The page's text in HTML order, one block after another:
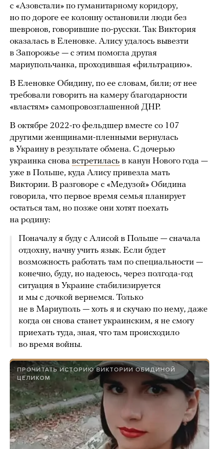
с «Азовстали» по гуманитарному коридору,
но по дороге ее колонну остановили люди без
шевронов, говорившие по-русски. Так Виктория
оказалась в Еленовке. Алису удалось вывезти
в Запорожье — с этим помогла другая
мариупольчанка, проходившая «фильтрацию».
В Еленовке Обидину, по ее словам, били; от нее
требовали говорить на камеру благодарности
«властям» самопровозглашенной ДНР.
В октябре 2022-го фельдшер вместе со 107
другими женщинами-пленными вернулась
в Украину в результате обмена. С дочерью
украинка снова встретилась в канун Нового года —
уже в Польше, куда Алису привезла мать
Виктории. В разговоре с «Медузой» Обидина
говорила, что первое время семья планирует
остаться там, но позже они хотят поехать
на родину:
Поначалу я буду с Алисой в Польше — сначала
отдохну, начну учить язык. Если будет
возможность работать там по специальности —
конечно, буду, но надеюсь, через полгода-год
ситуация в Украине стабилизируется
и мы с дочкой вернемся. Только
не в Мариуполь — хоть я и скучаю по нему, даже
когда он снова станет украинским, я не смогу
приехать туда, зная, что там происходило
во время войны.
ПРОЧИТАТЬ ИСТОРИЮ ВИКТОРИИ ОБИДИНОЙ
ЦЕЛИКОМ